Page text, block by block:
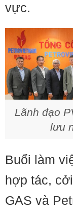
vực.
Lãnh đạo
lưu
Buổi làm
hợp tác,
GAS và